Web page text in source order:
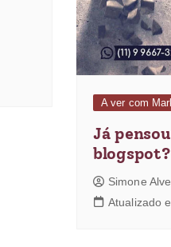
A ver com
Já
Simone
Atualizado